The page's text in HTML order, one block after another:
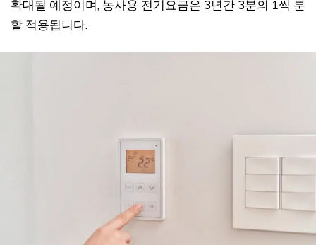
확대될 예정이며, 농사용 전기요금은 3년간 3분의 1씩 분
할 적용됩니다.